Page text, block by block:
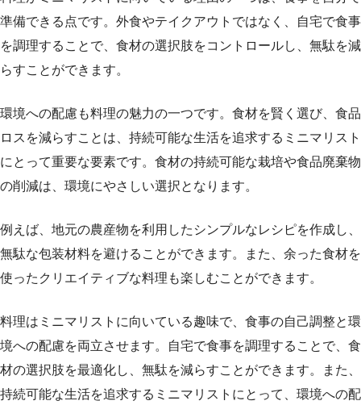
準備できる点です。外食やテイクアウトではなく、自宅で食事
を調理することで、食材の選択肢をコントロールし、無駄を減
らすことができます。
環境への配慮も料理の魅力の一つです。食材を賢く選び、食品
ロスを減らすことは、持続可能な生活を追求するミニマリスト
にとって重要な要素です。食材の持続可能な栽培や食品廃棄物
の削減は、環境にやさしい選択となります。
例えば、地元の農産物を利用したシンプルなレシピを作成し、
無駄な包装材料を避けることができます。また、余った食材を
使ったクリエイティブな料理も楽しむことができます。
料理はミニマリストに向いている趣味で、食事の自己調整と環
境への配慮を両立させます。自宅で食事を調理することで、食
材の選択肢を最適化し、無駄を減らすことができます。また、
持続可能な生活を追求するミニマリストにとって、環境への配